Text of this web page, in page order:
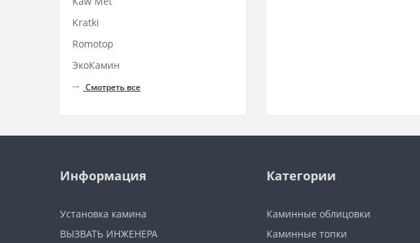
Kratki
Romotop
ЭкоКамин
Смотреть все
Информация
Установка камина
ВЫЗВАТЬ ИНЖЕНЕРА
Категории
Каминные облицовки
Каминные топки